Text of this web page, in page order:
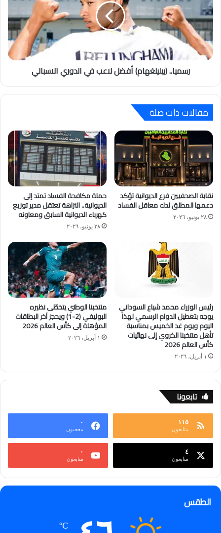
رسميا.. (بيلينغهام) أفضل لاعب في الدوري الاسباني
مقالات ذات صلة
نقابة الصحفيين فرع الديوانية تؤكد
دعمها المطلق لدك معاقل الفساد
٢٨ يونيو، ٢٠٢٦
حملة مكافحة الفساد تمتد إلى
الديوانية.. النزاهة تعتقل مدير توزيع
كهرباء الديوانية السابق ومعاونه
٢٨ يونيو، ٢٠٢٦
رئيس الوزراء محمد شياع السوداني
يوجه بتعطيل الدوام الرسمي لهذا
اليوم ويوم غد الخميس بمناسبة
تأهل منتخبنا الكروي إلى نهائيات
كأس العالم 2026
١ أبريل، ٢٠٢٦
منتخبنا الوطني يتخطّى نظيره
البوليفي (2-1) ويحجز آخر البطاقات
المؤهلة إلى كأس العالم 2026
١ أبريل، ٢٠٢٦
تابعونا
١١٥
متابعون
٠
معجبون
٤
متابعون
٠
متابعون
الطقس
℃